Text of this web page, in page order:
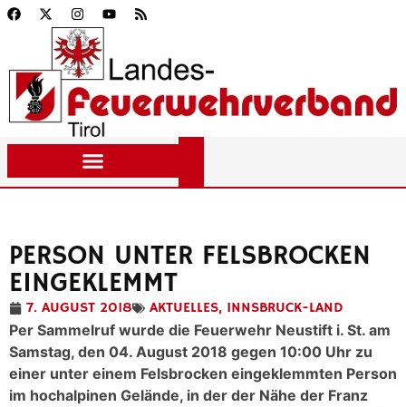
PERSON UNTER FELSBROCKEN
EINGEKLEMMT
7. AUGUST 2018 AKTUELLES, INNSBRUCK-LAND
Per Sammelruf wurde die Feuerwehr Neustift i. St. am
Samstag, den 04. August 2018 gegen 10:00 Uhr zu
einer unter einem Felsbrocken eingeklemmten Person
im hochalpinen Gelände, in der der Nähe der Franz